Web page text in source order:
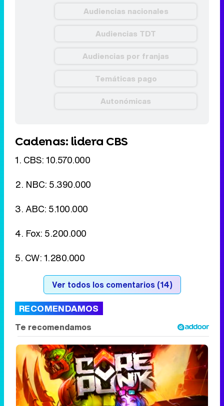
Audiencias nacionales
Audiencias TDT
Audiencias por franjas
Temáticas pago
Autonómicas
Cadenas: lidera CBS
1. CBS: 10.570.000
2. NBC: 5.390.000
3. ABC: 5.100.000
4. Fox: 5.200.000
5. CW: 1.280.000
Ver todos los comentarios (14)
RECOMENDAMOS